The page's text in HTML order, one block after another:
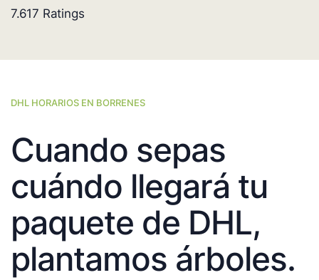
7.617 Ratings
DHL HORARIOS EN BORRENES
Cuando sepas
cuándo llegará tu
paquete de DHL,
plantamos árboles.